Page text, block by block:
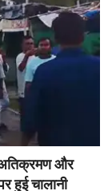
और
हुई चालानी